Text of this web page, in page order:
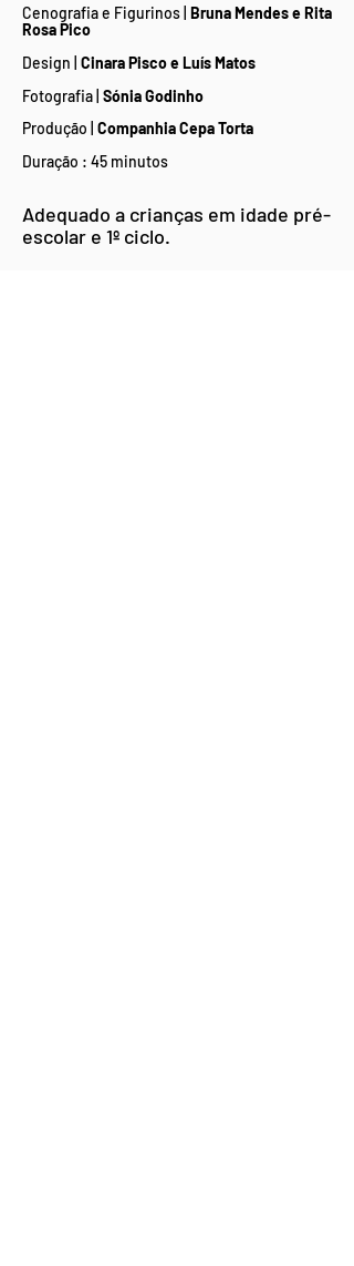
Cenografia e Figurinos | Bruna Mendes e Rita
Rosa Pico
Design | Cinara Pisco e Luís Matos
Fotografia | Sónia Godinho
Produção | Companhia Cepa Torta
Duração : 45 minutos
Adequado a crianças em idade pré-
escolar e 1º ciclo.